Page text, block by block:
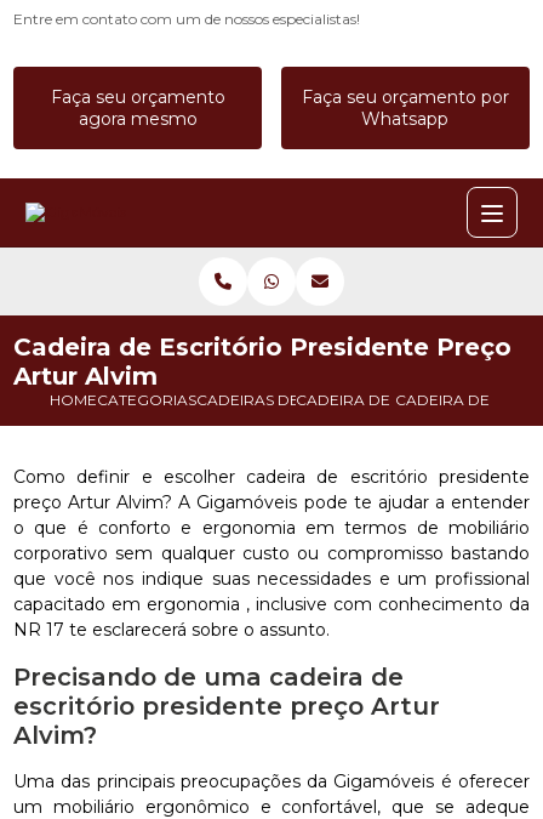
Entre em contato com um de nossos especialistas!
Faça seu orçamento
agora mesmo
Faça seu orçamento por
Whatsapp
HOMECATEGORIASCADEIRAS DE ESCRITORIOCADEIRA DE ESCRITORIO
CADEIRA DE
Cadeira de Escritório Presidente Preço
Artur Alvim
Como definir e escolher cadeira de escritório presidente
preço Artur Alvim? A Gigamóveis pode te ajudar a entender
o que é conforto e ergonomia em termos de mobiliário
corporativo sem qualquer custo ou compromisso bastando
que você nos indique suas necessidades e um profissional
capacitado em ergonomia , inclusive com conhecimento da
NR 17 te esclarecerá sobre o assunto.
Precisando de uma cadeira de
escritório presidente preço Artur
Alvim?
Uma das principais preocupações da Gigamóveis é oferecer
um mobiliário ergonômico e confortável, que se adeque